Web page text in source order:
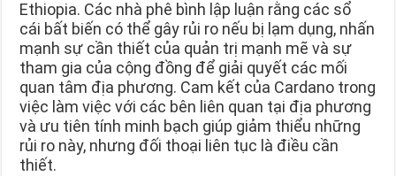
Ethiopia. Các nhà phê bình lập luận rằng các sổ
cái bất biến có thể gây rủi ro nếu bị lạm dụng, nhấn
mạnh sự cần thiết của quản trị mạnh mẽ và sự
tham gia của cộng đồng để giải quyết các mối
quan tâm địa phương. Cam kết của Cardano trong
việc làm việc với các bên liên quan tại địa phương
và ưu tiên tính minh bạch giúp giảm thiểu những
rủi ro này, nhưng đối thoại liên tục là điều cần
thiết.